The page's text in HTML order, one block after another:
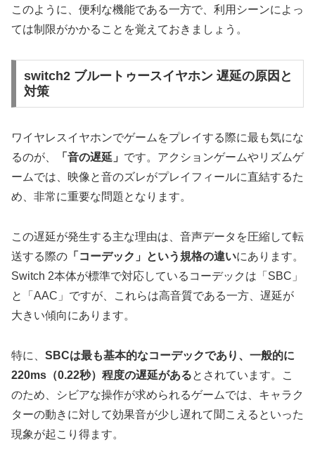
このように、便利な機能である一方で、利用シーンによっ
ては制限がかかることを覚えておきましょう。
switch2 ブルートゥースイヤホン 遅延の原因と
対策
ワイヤレスイヤホンでゲームをプレイする際に最も気にな
るのが、
「音の遅延」 です。アクションゲームやリズムゲ
ームでは、映像と音のズレがプレイフィールに直結するた
め、非常に重要な問題となります。
この遅延が発生する主な理由は、音声データを圧縮して転
送する際の 「コーデック」という規格の違いにあります。
Switch 2本体が標準で対応しているコーデックは「SBC」
と「AAC」ですが、これらは高音質である一方、遅延が
大きい傾向にあります。
特に、 SBCは最も基本的なコーデックであり、一般的に
220ms（0.22秒）程度の遅延があるとされています。こ
のため、シビアな操作が求められるゲームでは、キャラク
ターの動きに対して効果音が少し遅れて聞こえるといった
現象が起こり得ます。